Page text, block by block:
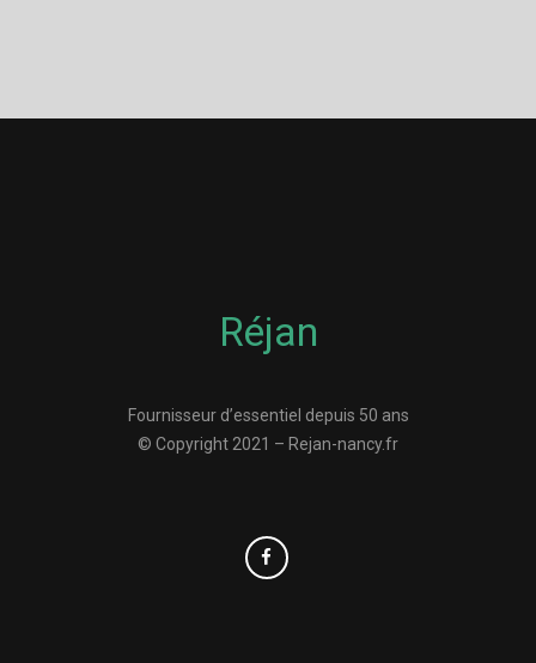
Réjan
Fournisseur d’essentiel depuis 50 ans
© Copyright 2021 – Rejan-nancy.fr